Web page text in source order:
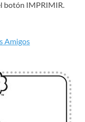
botón IMPRIMIR.
Amigos